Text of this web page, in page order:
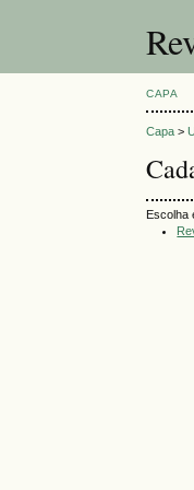
CAPA
Capa >
Escolha